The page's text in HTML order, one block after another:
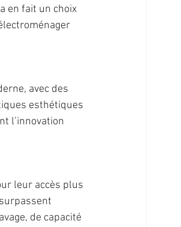
en fait un choix
avec des
esthétiques
l’innovation
leur accès plus
de capacité